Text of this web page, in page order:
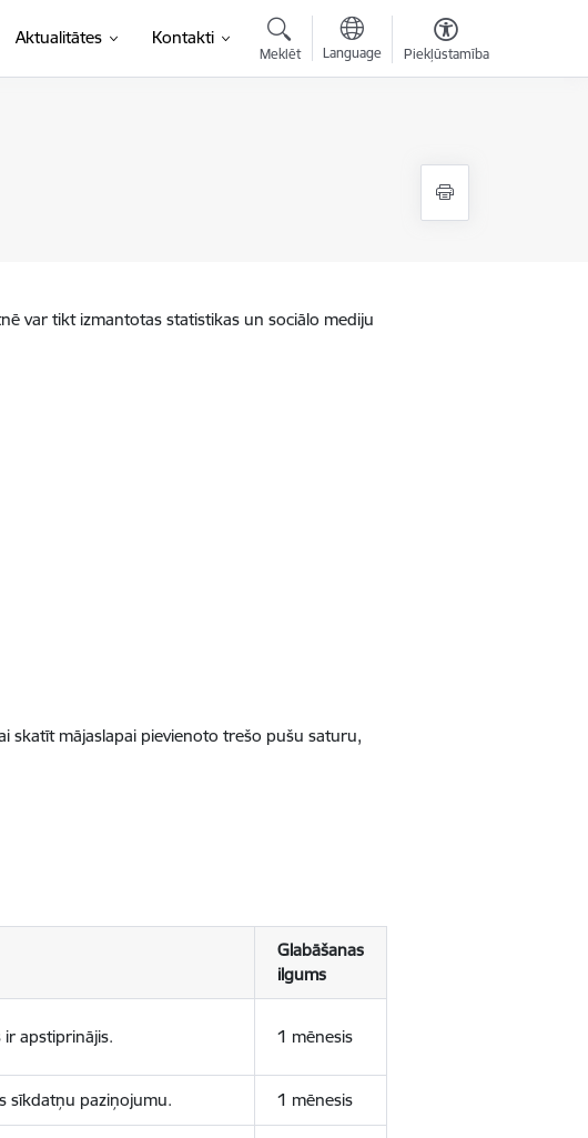
Aktualitātes Kontakti
Meklēt Language Piekļūstamība
var tikt izmantotas statistikas un sociālo mediju
skatīt mājaslapai pievienoto trešo pušu saturu,
Glabāšanas
ilgums
ir apstiprinājis. 1 mēnesis
sīkdatņu paziņojumu. 1 mēnesis